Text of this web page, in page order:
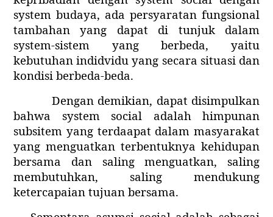
system budaya, ada persyaratan fungsional
tambahan yang dapat di tunjuk dalam
system-sistem yang berbeda, yaitu
kebutuhan indidvidu yang secara situasi dan
kondisi berbeda-beda.
Dengan demikian, dapat disimpulkan
bahwa system social adalah himpunan
subsitem yang terdaapat dalam masyarakat
yang menguatkan terbentuknya kehidupan
bersama dan saling menguatkan, saling
membutuhkan, saling mendukung
ketercapaian tujuan bersama.